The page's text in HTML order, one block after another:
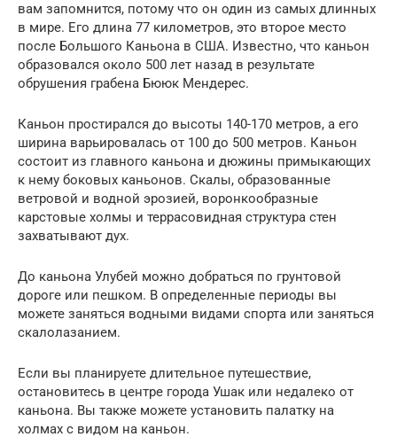
вам запомнится, потому что он один из самых длинных
в мире. Его длина 77 километров, это второе место
после Большого Каньона в США. Известно, что каньон
образовался около 500 лет назад в результате
обрушения грабена Бююк Мендерес.
Каньон простирался до высоты 140-170 метров, а его
ширина варьировалась от 100 до 500 метров. Каньон
состоит из главного каньона и дюжины примыкающих
к нему боковых каньонов. Скалы, образованные
ветровой и водной эрозией, воронкообразные
карстовые холмы и террасовидная структура стен
захватывают дух.
До каньона Улубей можно добраться по грунтовой
дороге или пешком. В определенные периоды вы
можете заняться водными видами спорта или заняться
скалолазанием.
Если вы планируете длительное путешествие,
остановитесь в центре города Ушак или недалеко от
каньона. Вы также можете установить палатку на
холмах с видом на каньон.